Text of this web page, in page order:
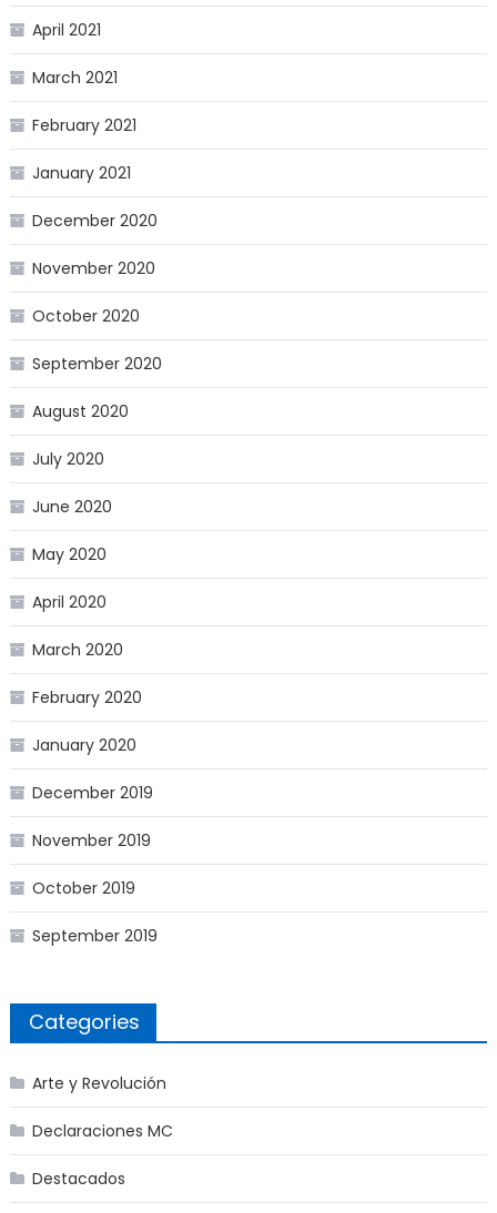
April 2021
March 2021
February 2021
January 2021
December 2020
November 2020
October 2020
September 2020
August 2020
July 2020
June 2020
May 2020
April 2020
March 2020
February 2020
January 2020
December 2019
November 2019
October 2019
September 2019
Categories
Arte y Revolución
Declaraciones MC
Destacados